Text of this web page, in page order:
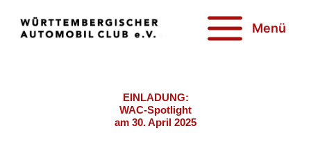
Inhalt
springen
Menü
EINLADUNG:
WAC-Spotlight
am 30. April 2025